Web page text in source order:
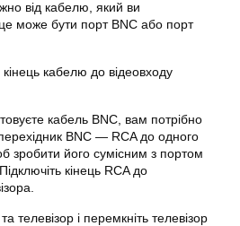
від кабелю, який ви
може бути порт BNC або порт
кінець кабелю до відеовходу
кабель BNC, вам потрібно
BNC — RCA до одного
зробити його сумісним з портом
кінець RCA до
телевізор і перемкніть телевізор